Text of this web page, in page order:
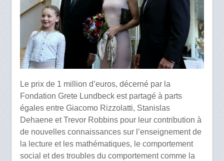
Le prix de 1 million d’euros, décerné par la
Fondation Grete Lundbeck est partagé à parts
égales entre Giacomo Rizzolatti, Stanislas
Dehaene et Trevor Robbins pour leur contribution à
de nouvelles connaissances sur l’enseignement de
la lecture et les mathématiques, le comportement
social et des troubles du comportement comme la